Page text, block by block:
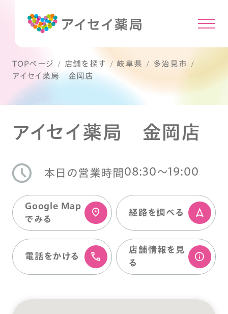
TOPページ 店舗を探す 岐阜県
多治見市
アイセイ薬局 金岡店
アイセイ薬局 金岡店
本日の営業時間 08:30〜19:00
Google Map
でみる
経路を調べる
電話をかける
店舗情報を⾒
る